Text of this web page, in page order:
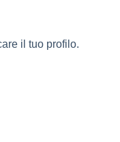
il tuo profilo.